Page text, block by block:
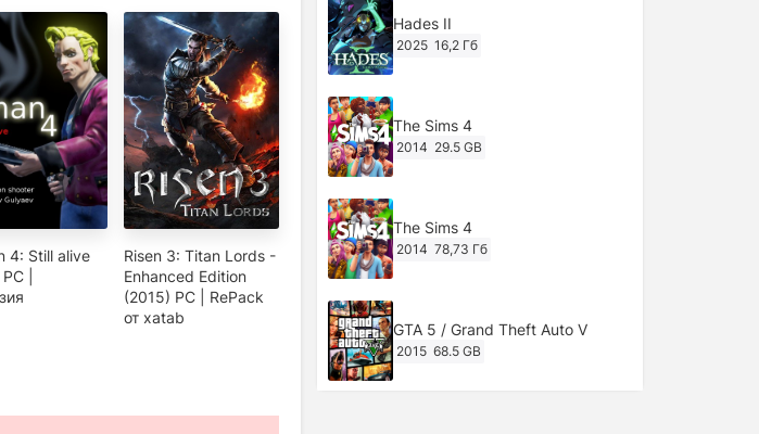
4: Still alive
|
Risen 3: Titan Lords -
Enhanced Edition
(2015) PC | RePack
от xatab
Hades II
2025 16,2 Гб
The Sims 4
2014 29.5 GB
The Sims 4
2014 78,73 Гб
GTA 5 / Grand Theft Auto V
2015 68.5 GB